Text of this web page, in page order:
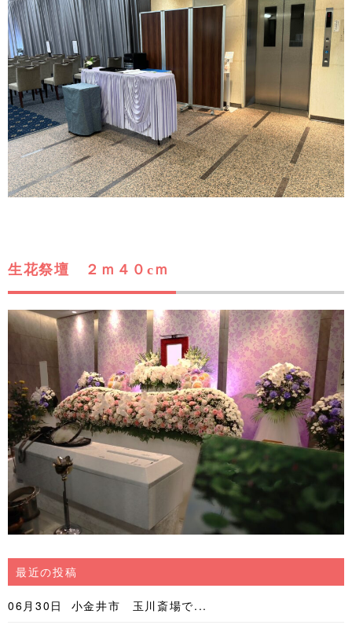
生花祭壇 ２ｍ４０cｍ
最近の投稿
06月30日
小金井市 玉川斎場で...